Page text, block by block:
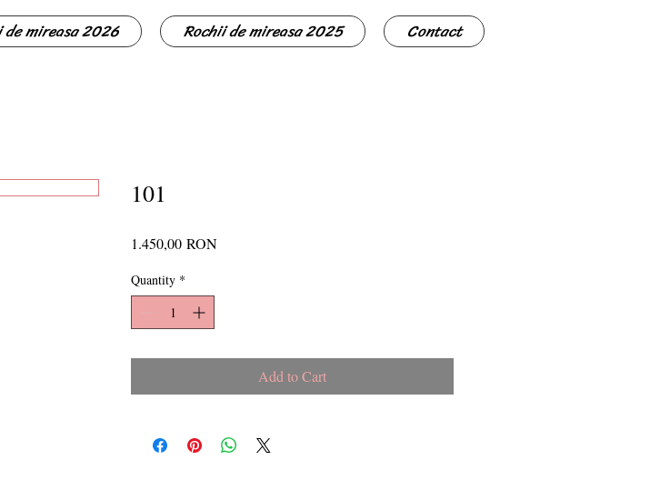
de mireasa 2026 Rochii de mireasa 2025 Contact
101
1.450,00 RONPrice
Quantity *
Add to Cart